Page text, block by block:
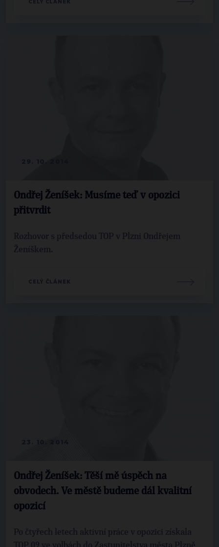
CELÝ ČLÁNEK
Ondřej Ženíšek: Musíme teď v opozici
přitvrdit
Rozhovor s předsedou TOP v Plzni Ondřejem
Ženíškem.
CELÝ ČLÁNEK
Ondřej Ženíšek: Těší mě úspěch na
obvodech. Ve městě budeme dál kvalitní
opozicí
Po čtyřech letech aktivní práce v opozici získala